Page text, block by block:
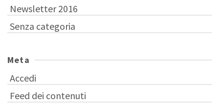
Newsletter 2016
Senza categoria
Meta
Accedi
Feed dei contenuti